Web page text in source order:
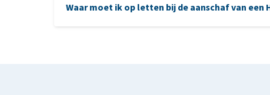
Waar moet ik op letten bij de aanschaf van een